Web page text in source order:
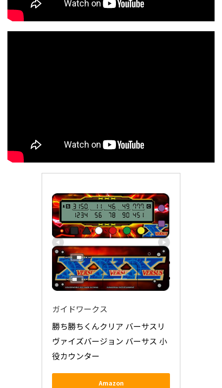
ガイドワークス
勝ち勝ちくんクリア バーサスリ
ヴァイズバージョン バーサス 小
役カウンター
Amazon